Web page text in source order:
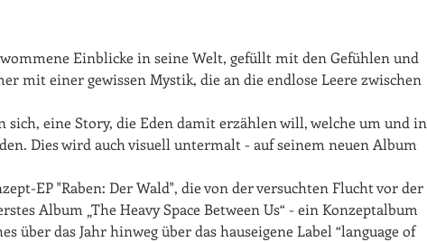
Einblicke in seine Welt, gefüllt mit den Gefühlen und
mit einer gewissen Mystik, die an die endlose Leere zwischen
eine Story, die Eden damit erzählen will, welche um und in
Dies wird auch visuell untermalt - auf seinem neuen Album
EP "Raben: Der Wald", die von der versuchten Flucht vor der
Album „The Heavy Space Between Us“ - ein Konzeptalbum
über das Jahr hinweg über das hauseigene Label “language of